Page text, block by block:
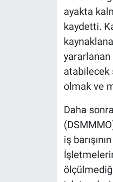
ayakta
kaydetti.
atabilecek
olmak ve
Daha
iş